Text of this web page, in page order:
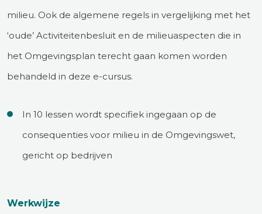
milieu. Ook de algemene regels in vergelijking met het
‘oude’ Activiteitenbesluit en de milieuaspecten die in
het Omgevingsplan terecht gaan komen worden
behandeld in deze e-cursus.
In 10 lessen wordt specifiek ingegaan op de
consequenties voor milieu in de Omgevingswet,
gericht op bedrijven
Werkwijze